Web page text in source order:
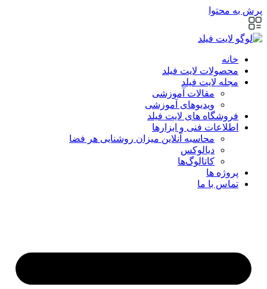
پرش به محتوا
خانه
محصولات لایت فیلد
مجله لایت فیلد
مقالات آموزشی
ویدیوهای آموزشی
فروشگاه های لایت فیلد
اطلاعات فنی و ابزارها
محاسبه آنلاین میزان روشنایی هر فضا
دیالوکس
کاتالوگ‌ها
پروژه ها
تماس با ما